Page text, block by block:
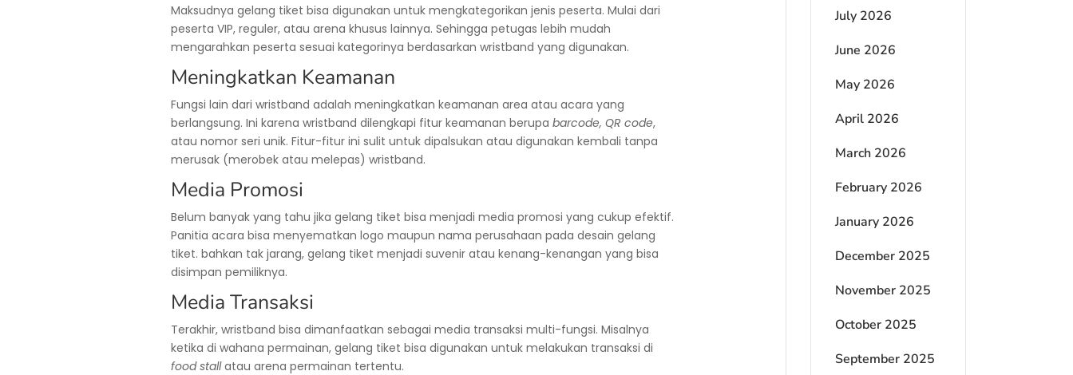
Maksudnya gelang tiket bisa digunakan untuk mengkategorikan jenis peserta. Mulai dari
peserta VIP, reguler, atau arena khusus lainnya. Sehingga petugas lebih mudah
mengarahkan peserta sesuai kategorinya berdasarkan wristband yang digunakan.
Meningkatkan Keamanan
Fungsi lain dari wristband adalah meningkatkan keamanan area atau acara yang
berlangsung. Ini karena wristband dilengkapi fitur keamanan berupa barcode, QR code,
atau nomor seri unik. Fitur-fitur ini sulit untuk dipalsukan atau digunakan kembali tanpa
merusak (merobek atau melepas) wristband.
Media Promosi
Belum banyak yang tahu jika gelang tiket bisa menjadi media promosi yang cukup efektif.
Panitia acara bisa menyematkan logo maupun nama perusahaan pada desain gelang
tiket. bahkan tak jarang, gelang tiket menjadi suvenir atau kenang-kenangan yang bisa
disimpan pemiliknya.
Media Transaksi
Terakhir, wristband bisa dimanfaatkan sebagai media transaksi multi-fungsi. Misalnya
ketika di wahana permainan, gelang tiket bisa digunakan untuk melakukan transaksi di
food stallatau arena permainan tertentu.
July 2026
June 2026
May 2026
April 2026
March 2026
February 2026
January 2026
December 2025
November 2025
October 2025
September 2025